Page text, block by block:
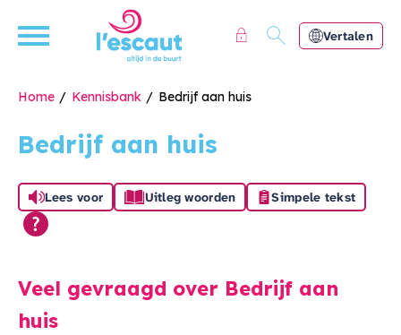
Naar hoofdinhoud
Naar hoofdnavigatiemenu
Naar zoeken
Naar de homepage
Ga naar Hoofd
Vertalen
Home Kennisbank Bedrijf aan huis
Bedrijf aan huis
Lees voor Uitleg woorden Simpele tekst
Veel gevraagd over Bedrijf aan
huis